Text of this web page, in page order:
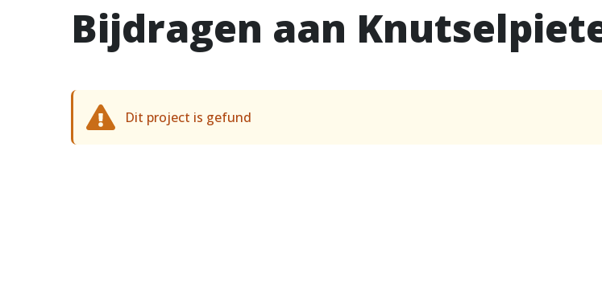
Bijdragen aan
Dit project is gefund